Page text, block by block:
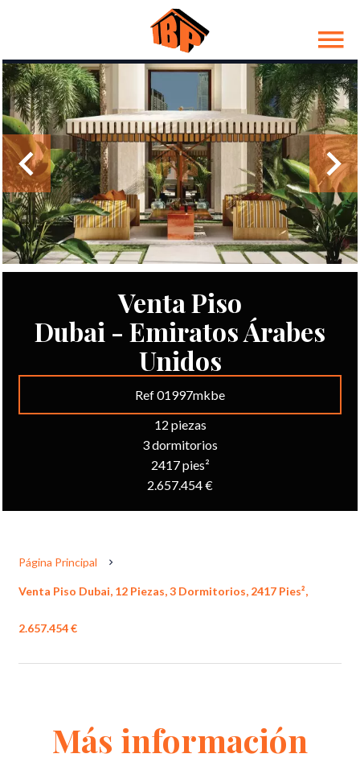
Venta Piso
Dubai - Emiratos Árabes
Unidos
Ref 01997mkbe
12 piezas
3 dormitorios
2417 pies²
2.657.454 €
Página Principal
Venta Piso Dubai, 12 Piezas, 3 Dormitorios, 2417 Pies²,
2.657.454 €
Más información